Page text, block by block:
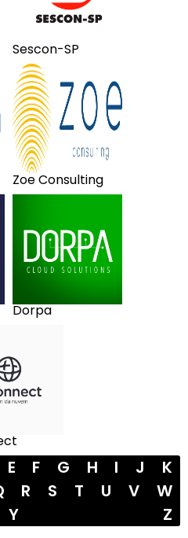
Sescon-SP
Zoe Consulting
Dorpa
E F G H I J
K
R S T U V
W
Y Z